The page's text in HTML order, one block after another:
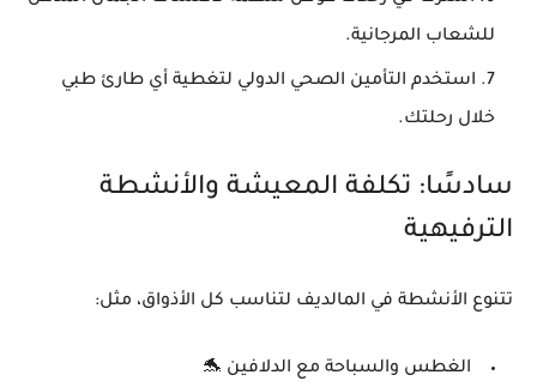
للشعاب المرجانية.
استخدم التأمين الصحي الدولي لتغطية أي طارئ طبي
خلال رحلتك.
سادسًا: تكلفة المعيشة والأنشطة
الترفيهية
تتنوع الأنشطة في المالديف لتناسب كل الأذواق، مثل:
الغطس والسباحة مع الدلافين 🐬